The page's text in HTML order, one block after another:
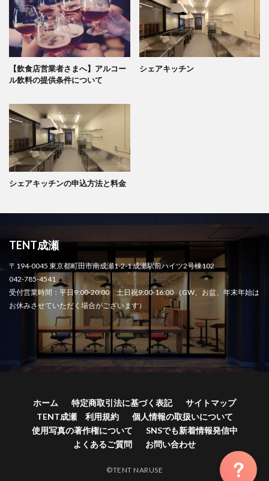
【飲食店営業者さまへ】アルコー
ル飲料の提供条件について
シェアキッチン
シェアキッチンの申込方法と料金
TENT成瀬
〒194-0045 東京都町田市南成瀬1-2-1 成瀬駅前ハイツ2号棟102
042-785-4541
受付営業時間：平日9:00-20:00 土日祝9:00-16:00 （GW、お盆、年末年始は
お休みさせていただく場合がございます）
ホーム 特定商取引法に基づく表記
サイトマップ
TENT成瀬 利用規約
個人情報の取扱いについて
使用写真の著作権について
SNSでも新着情報発信中
よくあるご質問
お問い合わせ
©TENT NARUSE